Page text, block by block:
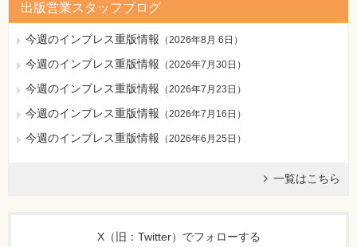
出版営業スタッフブログ
今週のインプレス重版情報 （2026年8月 6日 ）
今週のインプレス重版情報 （2026年7月30日 ）
今週のインプレス重版情報 （2026年7月23日 ）
今週のインプレス重版情報 （2026年7月16日 ）
今週のインプレス重版情報 （2026年6月25日 ）
一覧はこちら
X（旧：Twitter）でフォローする